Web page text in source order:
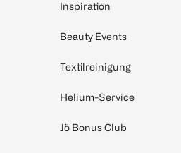
Inspiration
Beauty Events
Textilreinigung
Helium-Service
Jö Bonus Club